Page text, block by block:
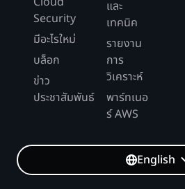
Security
มีอะไรใหม่
บล็อก
ข่าว
ประชาสัมพันธ์
และ
เทคนิค
รายงาน
การ
วิเคราะห์
พาร์ทเนอ
ร์ AWS
English